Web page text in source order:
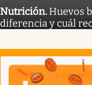
Nutrición. Huevos
diferencia y cuál